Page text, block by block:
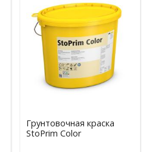
Грунтовочная краска
StoPrim Color